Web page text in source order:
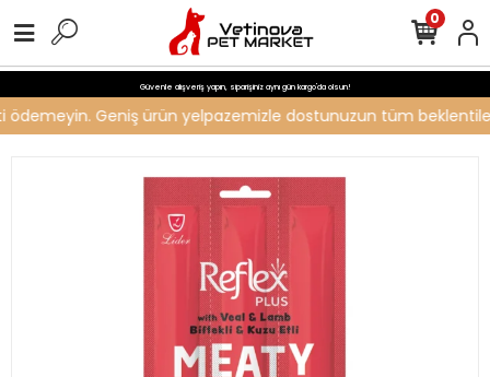
Güvenle alışveriş yapın, siparişiniz aynı gün kargo'da olsun!
Geniş ürün yelpazemizle dostunuzun tüm
0